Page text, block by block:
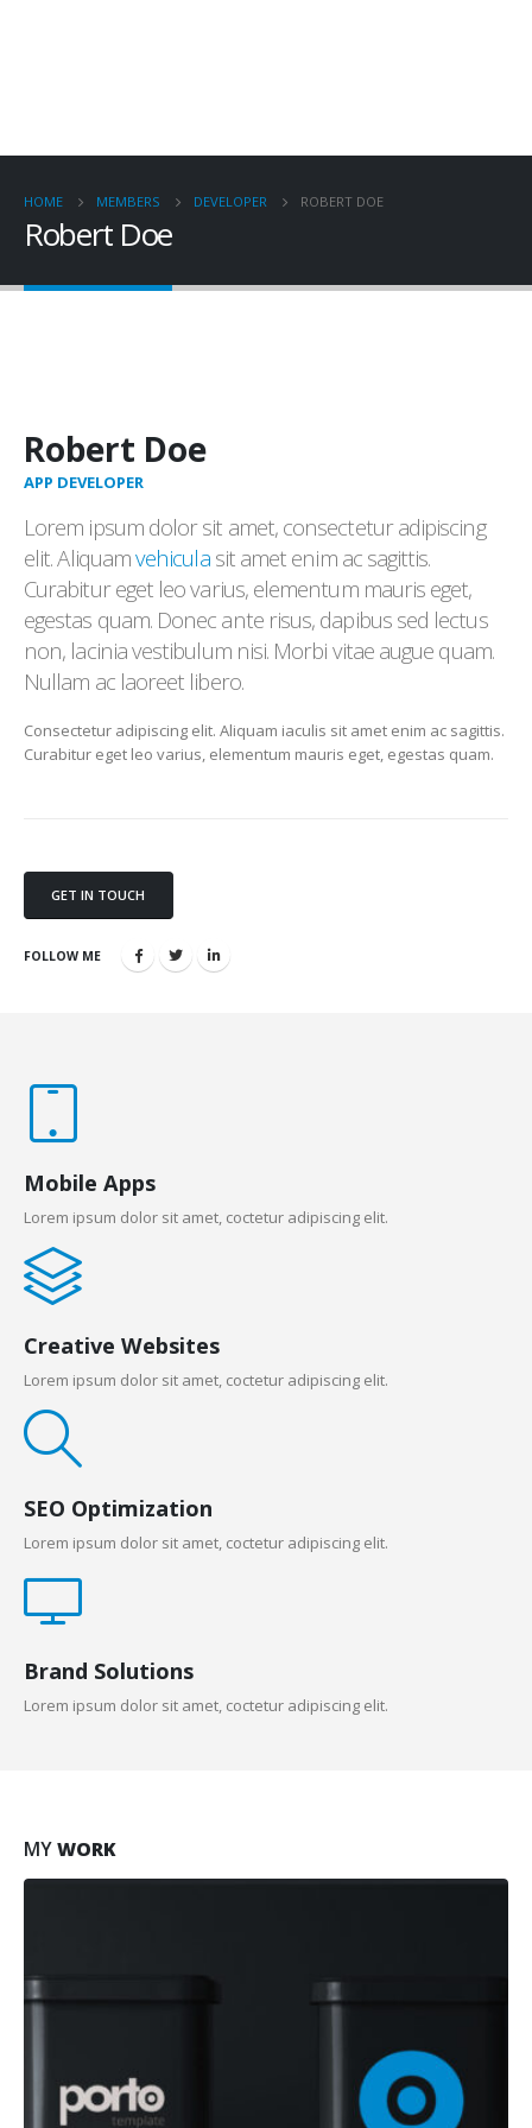
HOME MEMBERS DEVELOPER ROBERT DOE
Robert Doe
Robert Doe
APP DEVELOPER
Lorem ipsum dolor sit amet, consectetur adipiscing
elit. Aliquamvehiculasit amet enim ac sagittis.
Curabitur eget leo varius, elementum mauris eget,
egestas quam. Donec ante risus, dapibus sed lectus
non, lacinia vestibulum nisi. Morbi vitae augue quam.
Nullam ac laoreet libero.
Consectetur adipiscing elit. Aliquam iaculis sit amet enim ac sagittis.
Curabitur eget leo varius, elementum mauris eget, egestas quam.
GET IN TOUCH
FOLLOW ME
Mobile Apps
Lorem ipsum dolor sit amet, coctetur adipiscing elit.
Creative Websites
Lorem ipsum dolor sit amet, coctetur adipiscing elit.
SEO Optimization
Lorem ipsum dolor sit amet, coctetur adipiscing elit.
Brand Solutions
Lorem ipsum dolor sit amet, coctetur adipiscing elit.
MYWORK